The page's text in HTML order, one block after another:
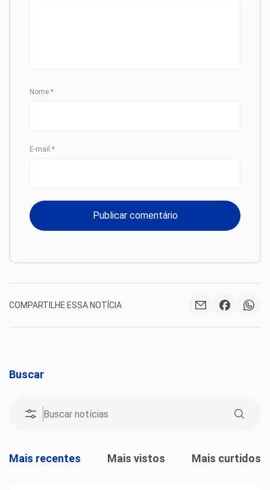
Nome *
E-mail *
COMPARTILHE ESSA NOTÍCIA
Buscar
Mais recentes Mais vistos Mais curtidos